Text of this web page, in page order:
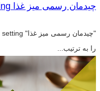
چیدمان رسمی میز غذا Formal Cover setting
را به ترتیب...